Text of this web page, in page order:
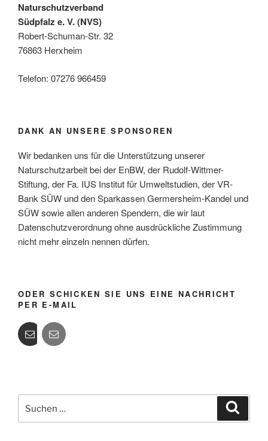
Naturschutzverband
Südpfalz e. V. (NVS)
Robert-Schuman-Str. 32
76863 Herxheim
Telefon: 07276 966459
DANK AN UNSERE SPONSOREN
Wir bedanken uns für die Unterstützung unserer
Naturschutzarbeit bei der EnBW, der Rudolf-Wittmer-
Stiftung, der Fa. IUS Institut für Umweltstudien, der VR-
Bank SÜW und den Sparkassen Germersheim-Kandel und
SÜW sowie allen anderen Spendern, die wir laut
Datenschutzverordnung ohne ausdrückliche Zustimmung
nicht mehr einzeln nennen dürfen.
ODER SCHICKEN SIE UNS EINE NACHRICHT
PER E-MAIL
nach: